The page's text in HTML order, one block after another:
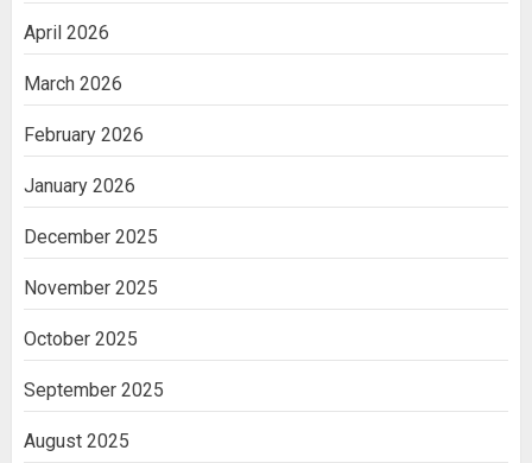
April 2026
March 2026
February 2026
January 2026
December 2025
November 2025
October 2025
September 2025
August 2025